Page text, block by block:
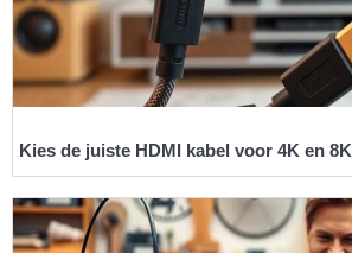
Kies de juiste HDMI kabel voor 4K en 8K